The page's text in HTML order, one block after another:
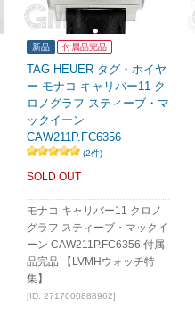
新品 付属品完品
TAG HEUER タグ・ホイヤ
ー モナコ キャリバー11 ク
ロノグラフ スティーブ・マ
ックイーン
CAW211P.FC6356
(2件)
SOLD OUT
モナコ キャリバー11 クロノ
グラフ スティーブ・マックイ
ーン CAW211P.FC6356 付属
品完品 【LVMHウォッチ特
集】
[ID: 2717000888962]